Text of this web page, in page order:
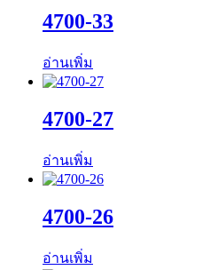
4700-33
อ่านเพิ่ม
4700-27
อ่านเพิ่ม
4700-26
อ่านเพิ่ม